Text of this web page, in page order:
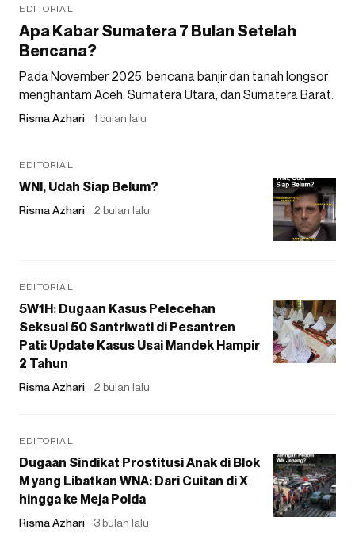
EDITORIAL
Apa Kabar Sumatera 7 Bulan Setelah
Bencana?
Pada November 2025, bencana banjir dan tanah longsor
menghantam Aceh, Sumatera Utara, dan Sumatera Barat.
Risma Azhari 1 bulan lalu
EDITORIAL
WNI, Udah Siap Belum?
Risma Azhari 2 bulan lalu
EDITORIAL
5W1H: Dugaan Kasus Pelecehan
Seksual 50 Santriwati di Pesantren
Pati: Update Kasus Usai Mandek Hampir
2 Tahun
Risma Azhari 2 bulan lalu
EDITORIAL
Dugaan Sindikat Prostitusi Anak di Blok
M yang Libatkan WNA: Dari Cuitan di X
hingga ke Meja Polda
Risma Azhari 3 bulan lalu